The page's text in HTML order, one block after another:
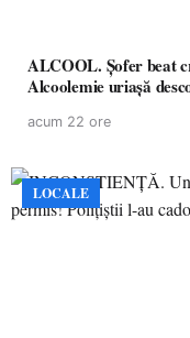
ALCOOL. Șofer beat
Alcoolemie uriașă
acum 22 ore
LOCALE